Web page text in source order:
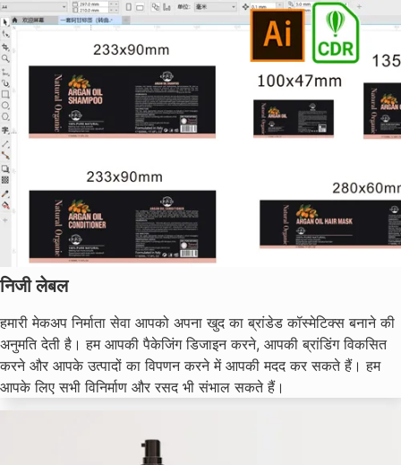
निजी लेबल
हमारी मेकअप निर्माता सेवा आपको अपना खुद का ब्रांडेड कॉस्मेटिक्स बनाने की
अनुमति देती है। हम आपकी पैकेजिंग डिजाइन करने, आपकी ब्रांडिंग विकसित
करने और आपके उत्पादों का विपणन करने में आपकी मदद कर सकते हैं। हम
आपके लिए सभी विनिर्माण और रसद भी संभाल सकते हैं।